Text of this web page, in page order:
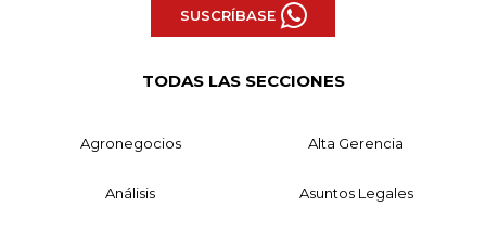
SUSCRÍBASE
TODAS LAS SECCIONES
Agronegocios Alta Gerencia
Análisis Asuntos Legales